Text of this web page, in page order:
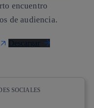
encuentro
de audiencia.
Descargar
SOCIALES